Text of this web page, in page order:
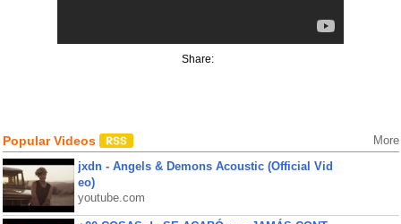
Share:
Popular Videos More
jxdn - Angels & Demons Acoustic (Official Vid
eo)
youtube.com